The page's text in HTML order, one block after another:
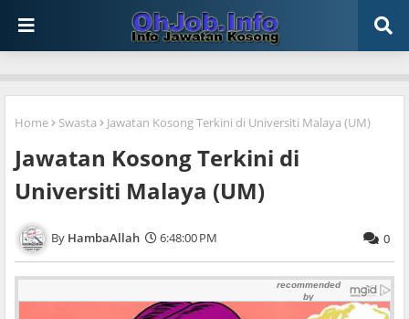
Home Swasta Jawatan Kosong Terkini di Universiti Malaya (UM)
Jawatan Kosong Terkini di
Universiti Malaya (UM)
HambaAllah 6:48:00 PM 0